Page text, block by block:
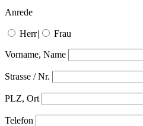
Anrede
Herr| Frau
Vorname, Name
Strasse / Nr.
PLZ, Ort
Telefon